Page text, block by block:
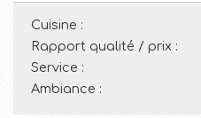
Cuisine :
Rapport qualité / prix :
Service :
Ambiance :